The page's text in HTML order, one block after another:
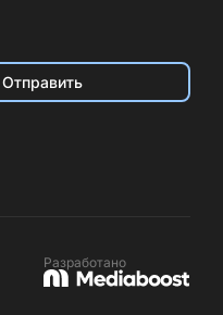
Отправить
Разработано